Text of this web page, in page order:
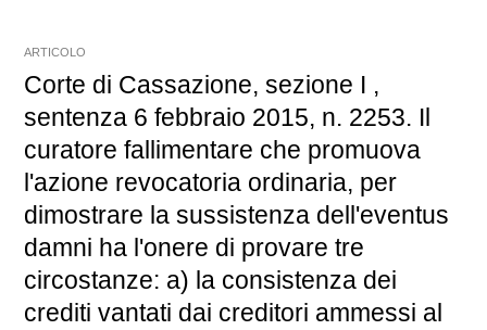
ARTICOLO
Corte di Cassazione, sezione I ,
sentenza 6 febbraio 2015, n. 2253. Il
curatore fallimentare che promuova
l'azione revocatoria ordinaria, per
dimostrare la sussistenza dell'eventus
damni ha l'onere di provare tre
circostanze: a) la consistenza dei
crediti vantati dai creditori ammessi al